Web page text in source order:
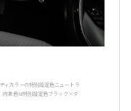
ィカラーの特別設定色ニュートラ
内装色は特別設定色ブラック×ダ